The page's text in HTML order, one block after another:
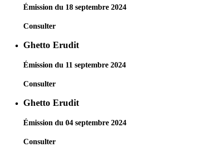
Émission du 18 septembre 2024
Consulter
Ghetto Erudit
Émission du 11 septembre 2024
Consulter
Ghetto Erudit
Émission du 04 septembre 2024
Consulter